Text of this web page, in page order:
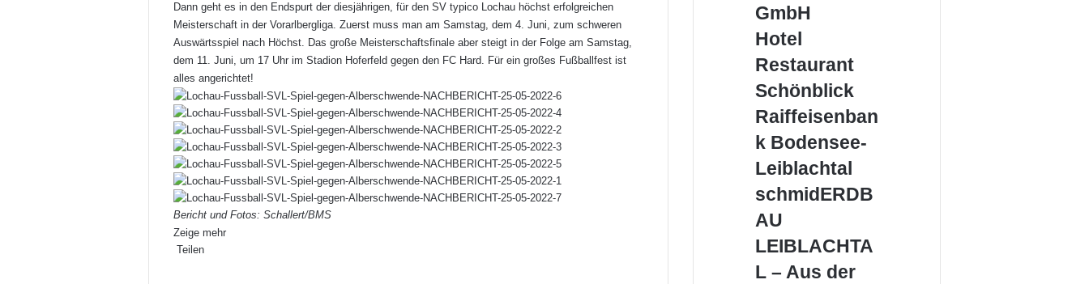
Dann geht es in den Endspurt der diesjährigen, für den SV typico Lochau höchst erfolgreichen
Meisterschaft in der Vorarlbergliga. Zuerst muss man am Samstag, dem 4. Juni, zum schweren
Auswärtsspiel nach Höchst. Das große Meisterschaftsfinale aber steigt in der Folge am Samstag,
dem 11. Juni, um 17 Uhr im Stadion Hoferfeld gegen den FC Hard. Für ein großes Fußballfest ist
alles angerichtet!
Bericht und Fotos: Schallert/BMS
Zeige mehr
Teilen
GmbH
Hotel
Schönblick
Hotel
Restaurant
Schönblick
Raiffeisenbank
Leiblachtal
Raiffeisenban
k Bodensee-
Leiblachtal
schmidERDBAU
–
Aus
Region
schmidERDB
AU
LEIBLACHTA
L – Aus der